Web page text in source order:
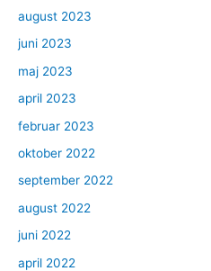
august 2023
juni 2023
maj 2023
april 2023
februar 2023
oktober 2022
september 2022
august 2022
juni 2022
april 2022